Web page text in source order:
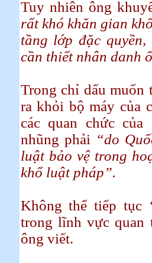
Tuy nhiên ông
rất khó khăn gian
tầng lớp đặc
cần thiết nhân danh
Trong chỉ dấu muốn
ra khỏi bộ máy của
các quan chức của
nhũng phải “do
luật bảo vệ trong
khổ luật pháp”.
Không thể tiếp tục
trong lĩnh vực quan
ông viết.